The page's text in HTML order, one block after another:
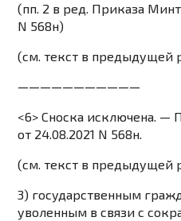
(пп. 2 в ред. Приказа
N 568н)
(см. текст в предыдущей
———————————
<6> Сноска исключена. —
от 24.08.2021 N 568н.
(см. текст в предыдущей
3) государственным
уволенным в связи с